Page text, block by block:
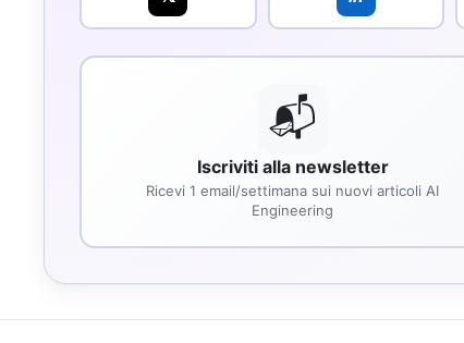
📬
Iscriviti alla newsletter
Ricevi 1 email/settimana sui nuovi articoli AI
Engineering